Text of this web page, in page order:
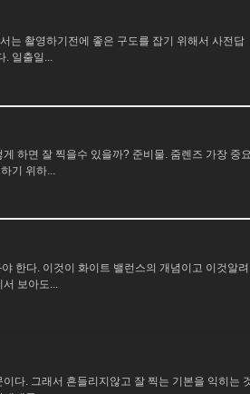
는 촬영하기전에 좋은 구도를 잡기 위해서 사전답
. 일출일...
하면 잘 찍을수 있을까? 준비물. 줌렌즈 가장 중요
기 위하...
한다. 이것이 화이트 밸런스의 개념이고 이것알려
보아도...
다. 그래서 흔들리지않고 잘 찍는 기본을 익히는